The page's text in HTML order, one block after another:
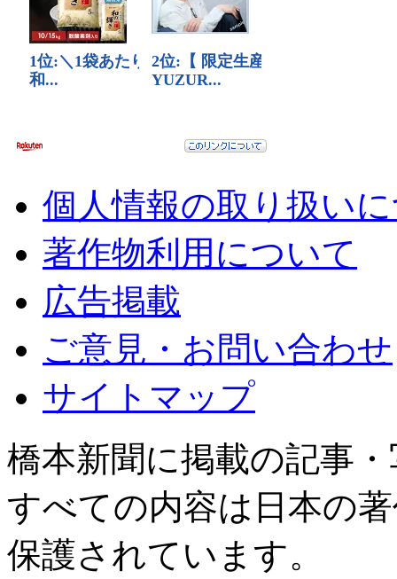
個人情報の取り扱い
著作物利用について
広告掲載
ご意見・お問い合わせ
サイトマップ
橋本新聞に掲載の記事
すべての内容は日本の
保護されています。